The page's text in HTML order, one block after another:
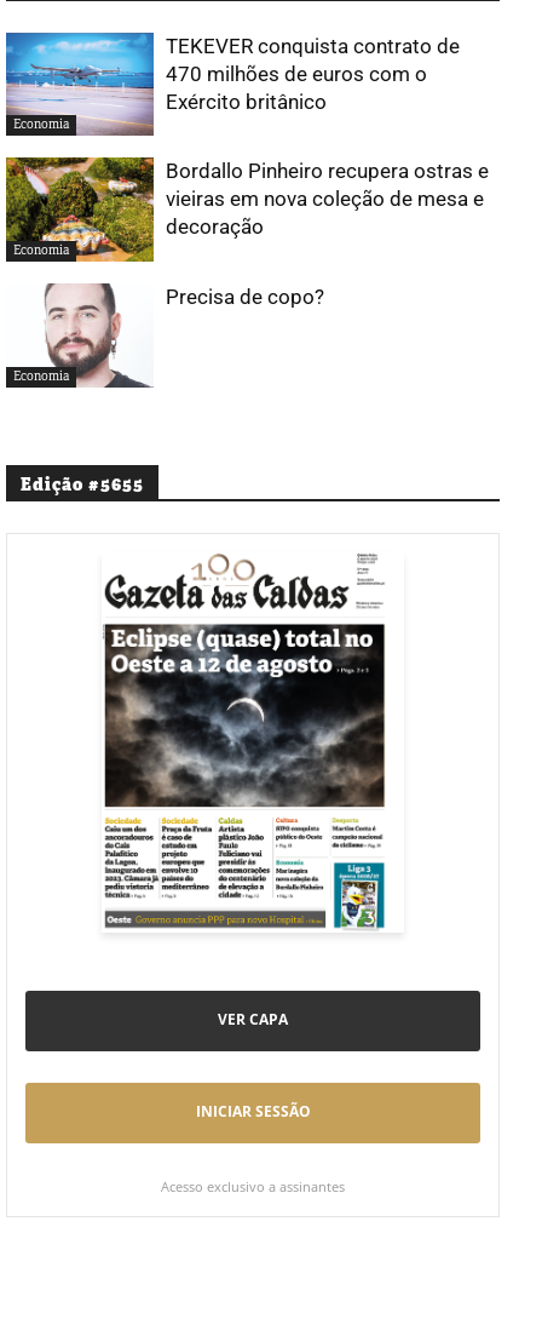
Economia
TEKEVER conquista contrato de
470 milhões de euros com o
Exército britânico
Economia
Bordallo Pinheiro recupera ostras e
vieiras em nova coleção de mesa e
decoração
Economia
Precisa de copo?
Edição #5655
VER CAPA
INICIAR SESSÃO
Acesso exclusivo a assinantes